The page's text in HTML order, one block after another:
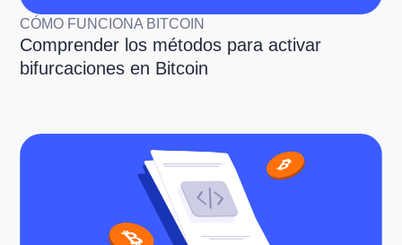
CÓMO FUNCIONA BITCOIN
Comprender los métodos para activar
bifurcaciones en Bitcoin